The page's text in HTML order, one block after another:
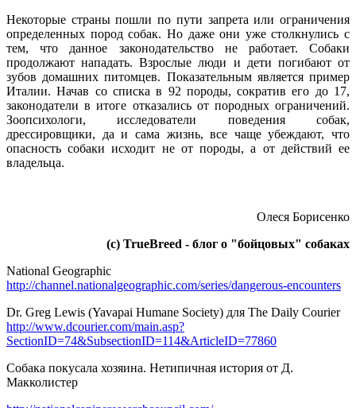
Некоторые страны пошли по пути запрета или ограничения
определенных пород собак. Но даже они уже столкнулись с
тем, что данное законодательство не работает. Собаки
продолжают нападать. Взрослые люди и дети погибают от
зубов домашних питомцев. Показательным является пример
Италии. Начав со списка в 92 породы, сократив его до 17,
законодатели в итоге отказались от породных ограничений.
Зоопсихологи, исследователи поведения собак,
дрессировщики, да и сама жизнь, все чаще убеждают, что
опасность собаки исходит не от породы, а от действий ее
владельца.
Олеся Борисенко
(с) TrueBreed - блог о "бойцовых" собаках
National Geographic
http://channel.nationalgeographic.com/series/dangerous-encounters
Dr. Greg Lewis (Yavapai Humane Society) для The Daily Courier
http://www.dcourier.com/main.asp?
SectionID=74&SubsectionID=114&ArticleID=77860
Собака покусала хозяина. Нетипичная история от Д.
Макколистер